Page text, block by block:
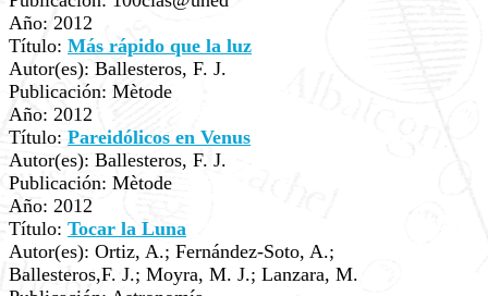
Año: 2012
Título: Más rápido que la luz
Autor(es): Ballesteros, F. J.
Publicación: Mètode
Año: 2012
Título: Pareidólicos en Venus
Autor(es): Ballesteros, F. J.
Publicación: Mètode
Año: 2012
Título: Tocar la Luna
Autor(es): Ortiz, A.; Fernández-Soto, A.;
Ballesteros,F. J.; Moyra, M. J.; Lanzara, M.